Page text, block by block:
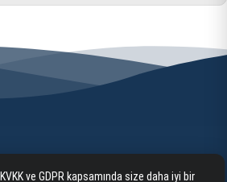
ve GDPR kapsamında size daha iyi bir